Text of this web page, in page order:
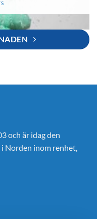
och är idag den
Norden inom renhet,